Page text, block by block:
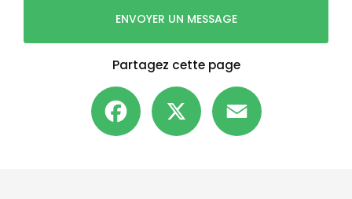
ENVOYER UN MESSAGE
Partagez cette page
Facebook